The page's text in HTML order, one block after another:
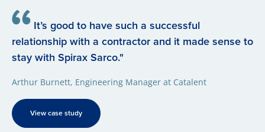
It’s good to have such a successful
relationship with a contractor and it made sense to
stay with Spirax Sarco."
Arthur Burnett, Engineering Manager at Catalent
View case study